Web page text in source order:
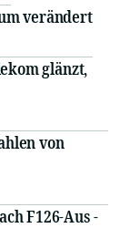
verändert
glänzt,
von
F126-Aus -